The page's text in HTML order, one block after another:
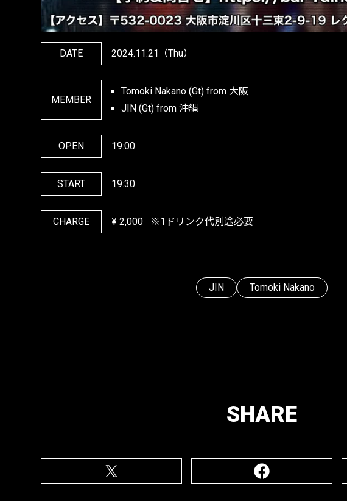
DATE 2024.11.21 （Thu）
MEMBER
Tomoki Nakano (Gt) from 大阪
JIN (Gt) from 沖縄
OPEN 19:00
START 19:30
CHARGE ¥ 2,000 ※1ドリンク代別途必要
JIN Tomoki Nakano
SHARE